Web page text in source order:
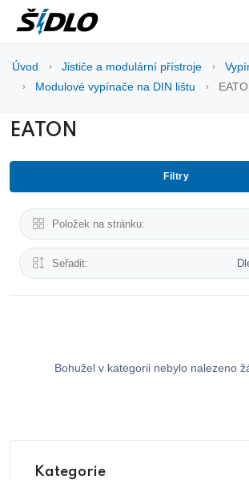
Úvod Jističe a modulární přístroje
Modulové vypínače na DIN lištu
EATON
Filtry
Položek na stránku:
Seřadit:
Bohužel v kategorii nebylo nalezeno
Kategorie